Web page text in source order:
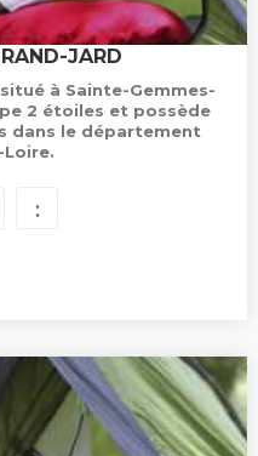
JARD
à Sainte-Gemmes-
2 étoiles et possède
dans le département